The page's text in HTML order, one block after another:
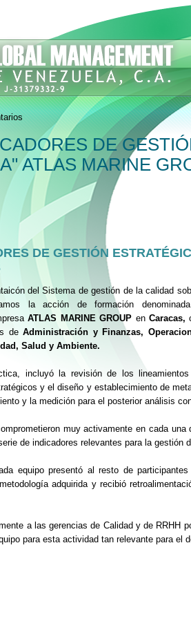
DE
ATLAS MARINE
DE GESTIÓN
del Sistema de gestión de la calidad
la acción de formación
ATLAS MARINE GROUP en Caracas,
deAdministración y Finanzas,
Salud y Ambiente.
incluyó la revisión de los
y el diseño y establecimiento de
y la medición para el posterior análisis
muy activamente en cada
de indicadores relevantes para la gestión
equipo presentó al resto de
adquirida y recibió
a las gerencias de Calidad y de RRHH
para esta actividad tan relevante para el